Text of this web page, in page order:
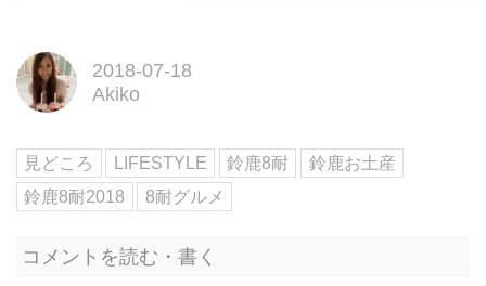
2018-07-18
Akiko
見どころ LIFESTYLE 鈴鹿8耐
鈴鹿お土産
鈴鹿8耐2018
8耐グルメ
コメントを読む・書く